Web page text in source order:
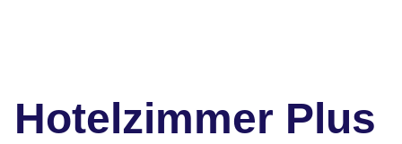
Hotelzimmer Plus